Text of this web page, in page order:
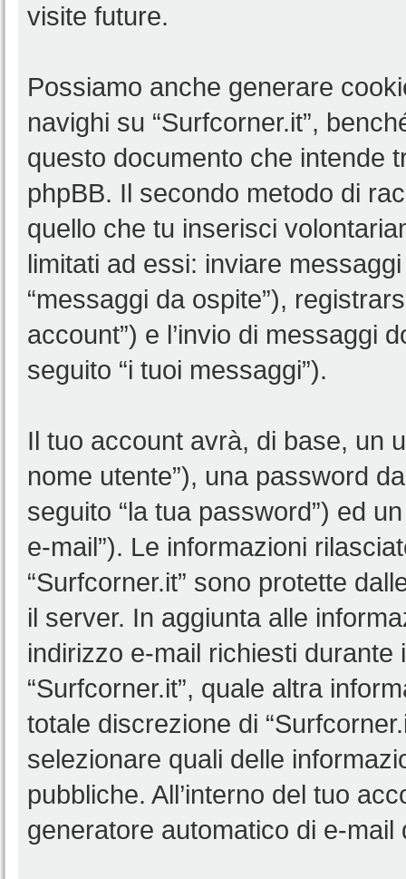
visite future.
Possiamo anche generare
navighi su “Surfcorner.it”,
questo documento che intende
phpBB. Il secondo metodo di
quello che tu inserisci
limitati ad essi: inviare
“messaggi da ospite”),
account”) e l’invio di messaggi
seguito “i tuoi messaggi”).
Il tuo account avrà, di base, un
nome utente”), una password
seguito “la tua password”) ed
e-mail”). Le informazioni
“Surfcorner.it” sono protette
il server. In aggiunta alle
indirizzo e-mail richiesti
“Surfcorner.it”, quale altra
totale discrezione di
selezionare quali delle
pubbliche. All’interno del tuo
generatore automatico di e-mail